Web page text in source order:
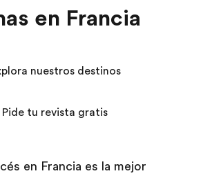
en Francia
en Francia es la mejor
nuestros destinos
Pide tu revista gratis